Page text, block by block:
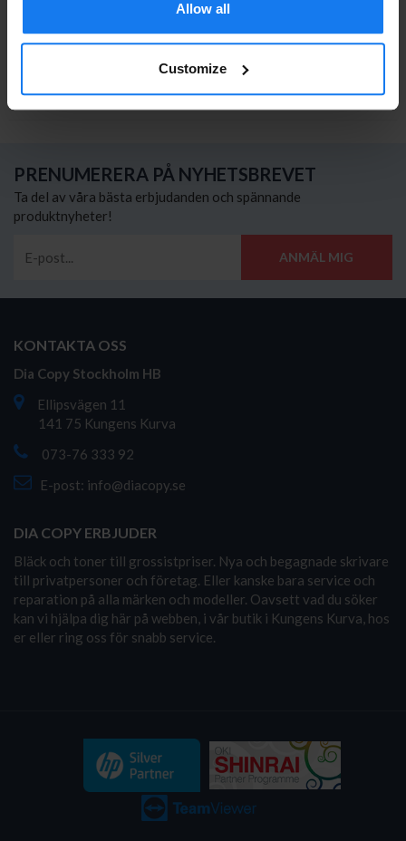
Allow all
Customize
395 kr
PRENUMERERA PÅ NYHETSBREVET
Ta del av våra bästa erbjudanden och spännande
produktnyheter!
ANMÄL MIG
KONTAKTA OSS
Dia Copy Stockholm HB
Ellipsvägen 11
141 75 Kungens Kurva
073-76 333 92
E-post: info@diacopy.se
DIA COPY ERBJUDER
Bläck och toner till grossistpriser. Nya och begagnade skrivare
till privatpersoner och företag. Eller kanske bara service och
reparation på alla märken och modeller. Oavsett vad du söker
kan vi hjälpa dig här på webben, i vår butik i Kungens Kurva, hos
er eller ring oss för snabb service.